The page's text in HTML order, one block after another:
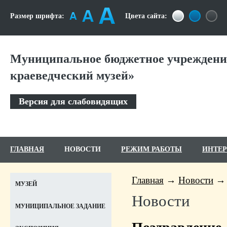
Размер шрифта: Цвета сайта:
Муниципальное бюджетное
краеведческий музей»
Версия для слабовидящих
ГЛАВНАЯ НОВОСТИ РЕЖИМ РАБОТЫ
Главная Новости
Новости
МУЗЕЙ
МУНИЦИПАЛЬНОЕ ЗАДАНИЕ